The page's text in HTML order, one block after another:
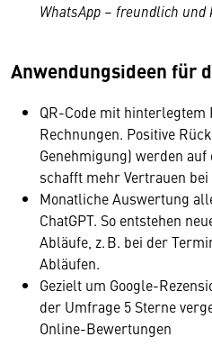
WhatsApp – freundlich
Anwendungsideen für
QR-Code mit hinterlegtem
Rechnungen. Positive
Genehmigung) werden
schafft mehr Vertrauen
Monatliche Auswertung
ChatGPT. So entstehen
Abläufe, z. B. bei der
Abläufen.
Gezielt um Google-
der Umfrage 5 Sterne
Online-Bewertungen